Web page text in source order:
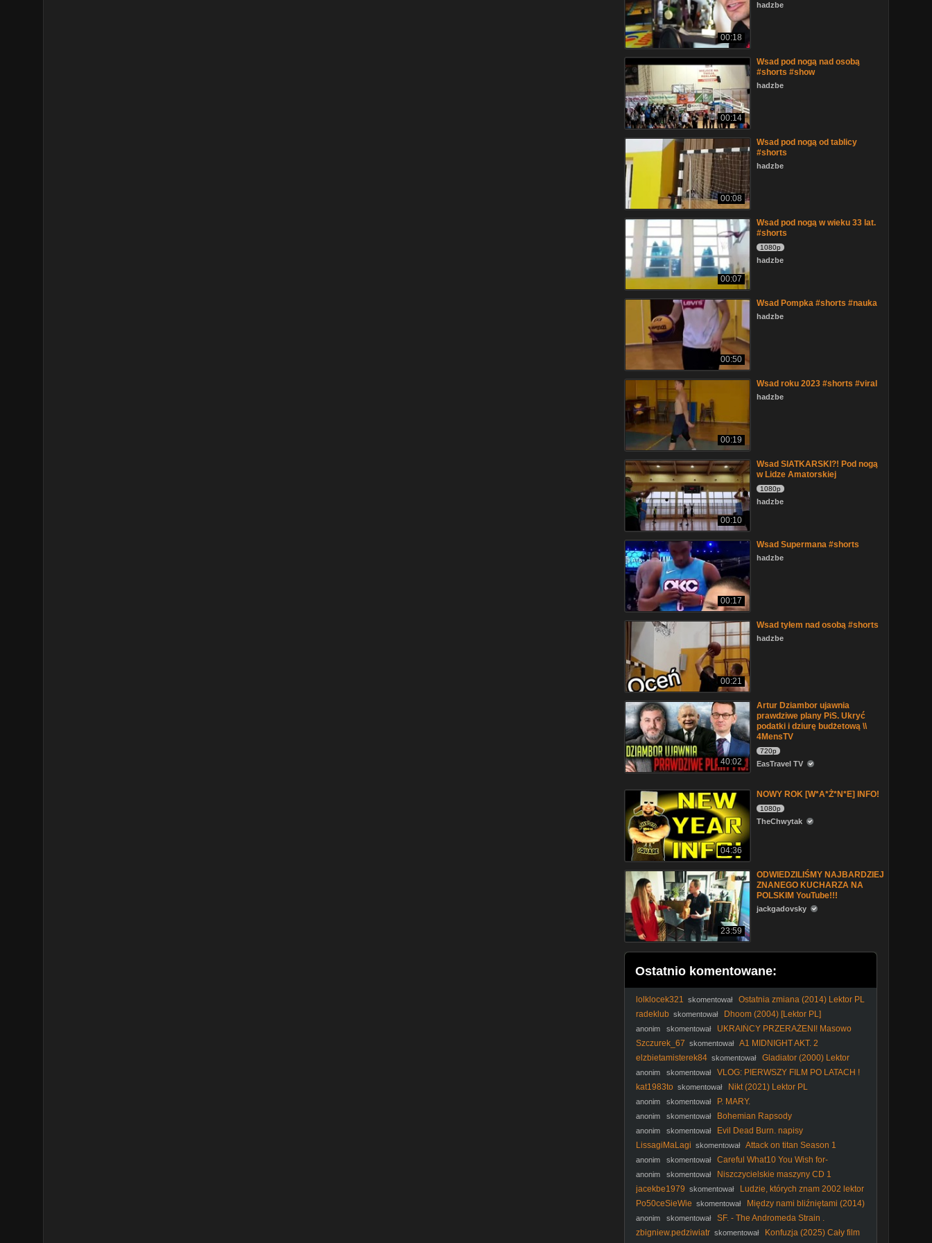
00:18
hadzbe
00:14
Wsad pod nogą nad osobą
#shorts #show
hadzbe
00:08
Wsad pod nogą od tablicy
#shorts
hadzbe
00:07
Wsad pod nogą w wieku 33 lat.
#shorts
1080p
hadzbe
00:50
Wsad Pompka #shorts #nauka
hadzbe
00:19
Wsad roku 2023 #shorts #viral
hadzbe
00:10
Wsad SIATKARSKI?! Pod nogą
w Lidze Amatorskiej
1080p
hadzbe
00:17
Wsad Supermana #shorts
hadzbe
00:21
Wsad tyłem nad osobą #shorts
hadzbe
40:02
Artur Dziambor ujawnia
prawdziwe plany PiS. Ukryć
podatki i dziurę budżetową \\
4MensTV
720p
EasTravel TV
04:36
NOWY ROK [W*A*Ż*N*E] INFO!
1080p
TheChwytak
23:59
ODWIEDZILIŚMY NAJBARDZIEJ
ZNANEGO KUCHARZA NA
POLSKIM YouTube!!!
jackgadovsky
Ostatnio komentowane:
lolklocek321 skomentował
Ostatnia zmiana (2014) Lektor PL
radeklub skomentował Dhoom (2004) [Lektor PL]
anonim skomentował
UKRAIŃCY PRZERAŻENI! Masowo
PAKUJĄ WALIZKI i Uciekają z Polski [ NAGRANIA ]
Szczurek_67 skomentował A1 MIDNIGHT AKT. 2
(CzarnyWróbel)
elzbietamisterek84 skomentował
Gladiator (2000) Lektor
FHD
anonim skomentował
VLOG: PIERWSZY FILM PO LATACH !
kat1983to skomentował Nikt (2021) Lektor PL
anonim skomentował P. MARY.
anonim skomentował Bohemian Rapsody
anonim skomentował
Evil Dead Burn. napisy
LissagiMaLagi skomentował Attack on titan Season 1
Odcinek 22 [Napisy PL]
anonim skomentował
Careful What10 You Wish for-
Ostrożnie, czego11 sobie życzysz.
anonim skomentował
Niszczycielskie maszyny CD 1
jacekbe1979 skomentował
Ludzie, których znam 2002 lektor
pl
Po50ceSieWie skomentował
Między nami bliźniętami (2014)
[Lektor PL] - The Skeleton Twins
anonim skomentował
SF. - The Andromeda Strain .
Tajemnica. Andromedy. (1971) lektor
zbigniew.pedziwiatr skomentował
Konfuzja (2025) Cały film